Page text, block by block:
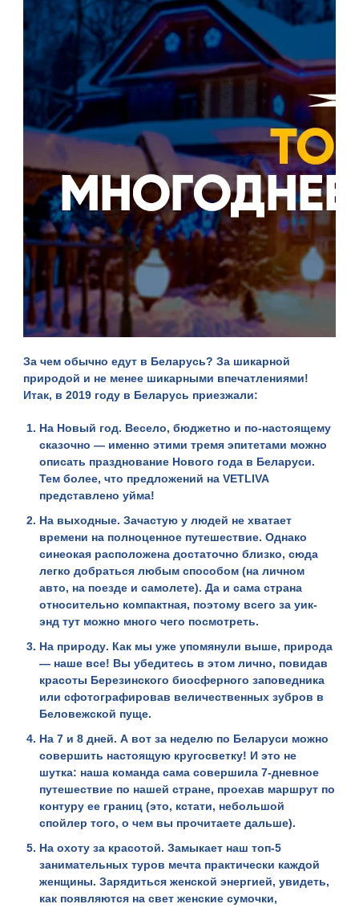
За чем обычно едут в Беларусь? За шикарной
природой и не менее шикарными впечатлениями!
Итак, в 2019 году в Беларусь приезжали:
На Новый год. Весело, бюджетно и по-настоящему
сказочно — именно этими тремя эпитетами можно
описать празднование Нового года в Беларуси.
Тем более, что предложений наVETLIVA
представлено уйма!
На выходные. Зачастую у людей не хватает
времени на полноценное путешествие. Однако
синеокая расположена достаточно близко, сюда
легко добраться любым способом (на личном
авто, на поезде и самолете). Да и сама страна
относительно компактная, поэтому всего за уик-
энд тут можно много чего посмотреть.
На природу. Как мы уже упомянули выше, природа
— наше все! Вы убедитесь в этом лично, повидав
красоты Березинского биосферного заповедника
или сфотографировав величественных зубров в
Беловежской пуще.
На 7 и 8 дней.А вот за неделю по Беларуси можно
совершить настоящую кругосветку! И это не
шутка: наша команда сама совершила 7-дневное
путешествие по нашей стране, проехав маршрут по
контуру ее границ (это, кстати, небольшой
спойлер того, о чем вы прочитаете дальше).
На охоту за красотой. Замыкает наш топ-5
занимательных туров мечта практически каждой
женщины. Зарядиться женской энергией, увидеть,
как появляются на свет женские сумочки,